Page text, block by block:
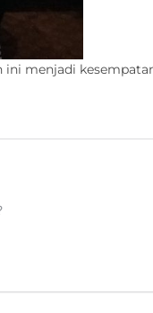
menjadi